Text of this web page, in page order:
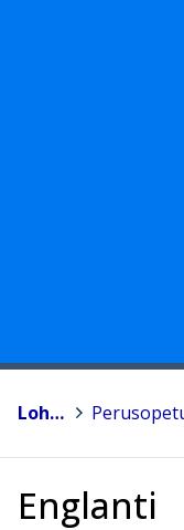
Lohja, Lojo
Englanti